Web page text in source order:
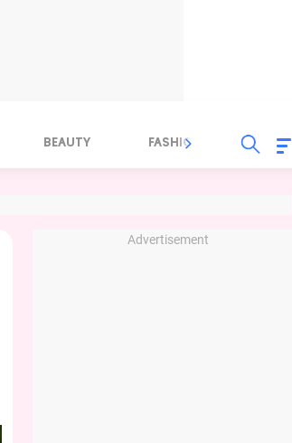
BEAUTY FASHION FOOD
Advertisement